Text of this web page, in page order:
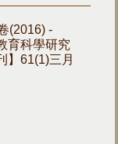
(2016) -
育科學研究
】61(1)三月